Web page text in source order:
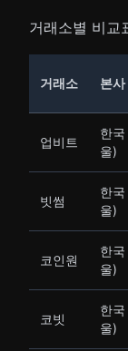
거래소별 비교
거래소 본사
업비트
한국
울)
빗썸
한국
울)
코인원
한국
울)
코빗
한국
울)